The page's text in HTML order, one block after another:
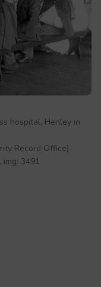
hospital, Henley in
Record Office)
img: 3491